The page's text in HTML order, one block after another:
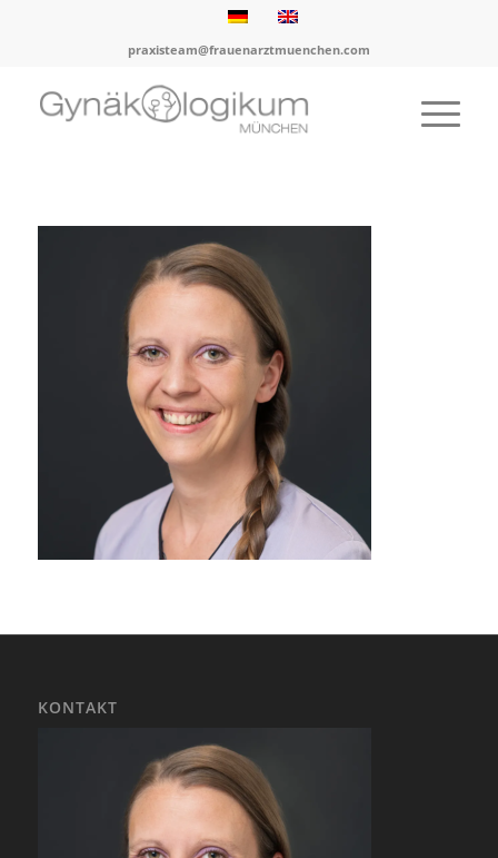
praxisteam@frauenarztmuenchen.com
KONTAKT